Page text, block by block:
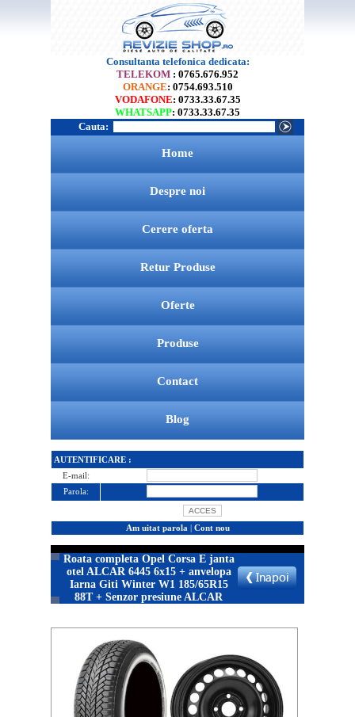
Consultanta telefonica dedicata:
TELEKOM : 0765.676.952
ORANGE: 0754.693.510
VODAFONE: 0733.33.67.35
WHATSAPP: 0733.33.67.35
Cauta:
Home
Despre noi
Cerere oferta
Retur Produse
Oferte
Produse
Contact
Blog
AUTENTIFICARE :
E-mail:
Parola:
Am uitat parola | Cont nou
Roata completa Opel Corsa E janta
otel ALCAR 6445 6x15 + anvelopa
Iarna Giti Winter W1 185/65R15
88T + Senzor presiune ALCAR